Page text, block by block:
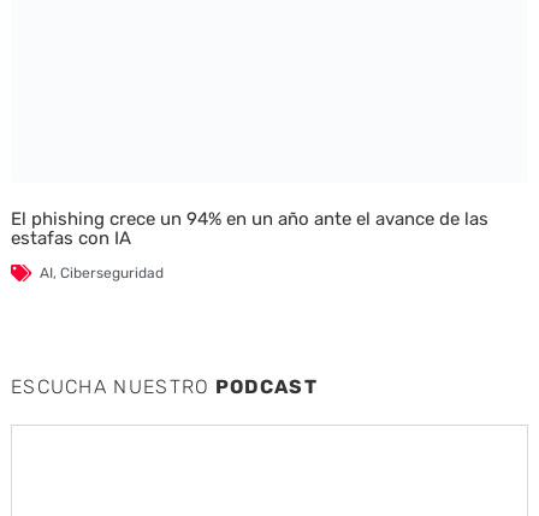
El phishing crece un 94% en un año ante el avance de las
estafas con IA
AI, Ciberseguridad
ESCUCHA NUESTRO PODCAST